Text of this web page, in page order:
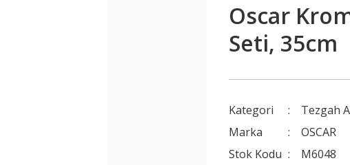
Oscar
Seti, 35cm
Kategori
Tezgah
Marka
OSCAR
Stok Kodu
M6048